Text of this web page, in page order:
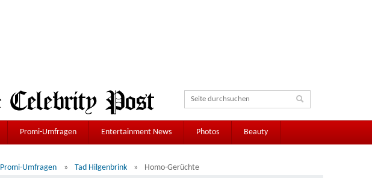
Promi-Umfragen Entertainment News Photos Beauty
Promi-Umfragen Tad Hilgenbrink Homo-Gerüchte